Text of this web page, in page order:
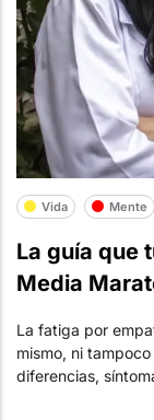
Vida Mente
La guía que
Media
La fatiga por
mismo, ni
diferencias,